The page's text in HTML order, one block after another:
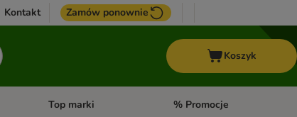
Kontakt Zamów ponownie
Koszyk
Ptaki
Otwórz menu kategorii: Konie
Top marki Otwórz menu kategorii: Top
% Promocje